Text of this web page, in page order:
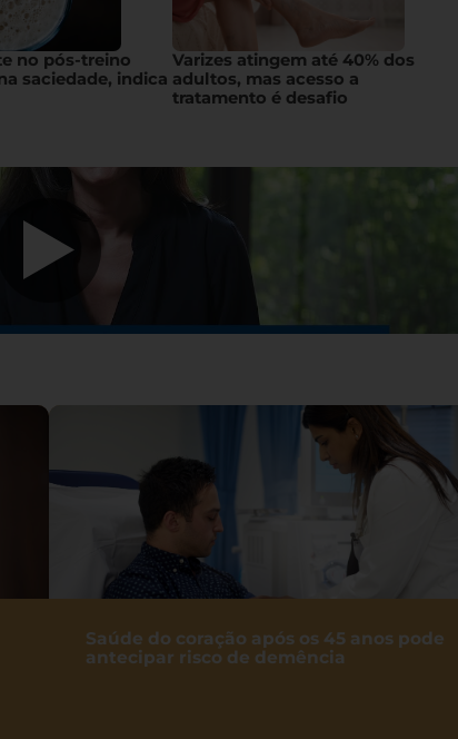
no pós-treino
saciedade, indica
Varizes atingem até 40% dos
adultos, mas acesso a
tratamento é desafio
Saúde do coração após os 45 anos pode
antecipar risco de demência